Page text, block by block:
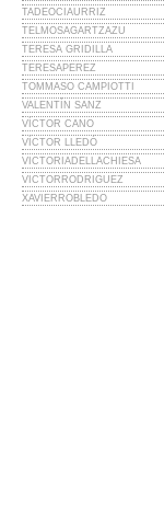
TADEOCIAURRIZ
TELMOSAGARTZAZU
TERESA GRIDILLA
TERESAPEREZ
TOMMASO CAMPIOTTI
VALENTÍN SANZ
VÍCTOR CANO
VÍCTOR LLEDÓ
VICTORIADELLACHIESA
VICTORRODRIGUEZ
XAVIERROBLEDO